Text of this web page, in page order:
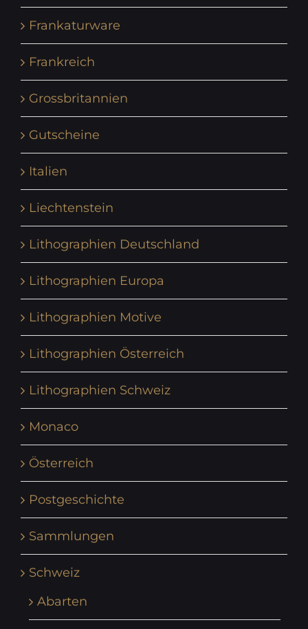
Frankaturware
Frankreich
Grossbritannien
Gutscheine
Italien
Liechtenstein
Lithographien Deutschland
Lithographien Europa
Lithographien Motive
Lithographien Österreich
Lithographien Schweiz
Monaco
Österreich
Postgeschichte
Sammlungen
Schweiz
Abarten